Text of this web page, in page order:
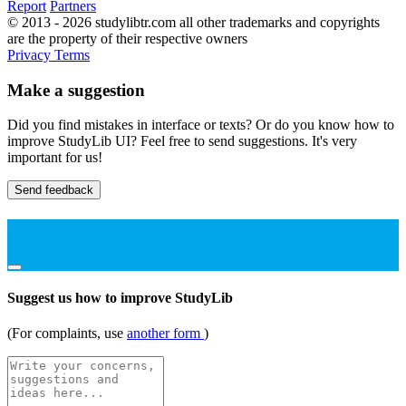
Report Partners
© 2013 - 2026 studylibtr.com all other trademarks and copyrights
are the property of their respective owners
Privacy Terms
Make a suggestion
Did you find mistakes in interface or texts? Or do you know how to
improve StudyLib UI? Feel free to send suggestions. It's very
important for us!
Send feedback
Suggest us how to improve StudyLib
(For complaints, use another form )